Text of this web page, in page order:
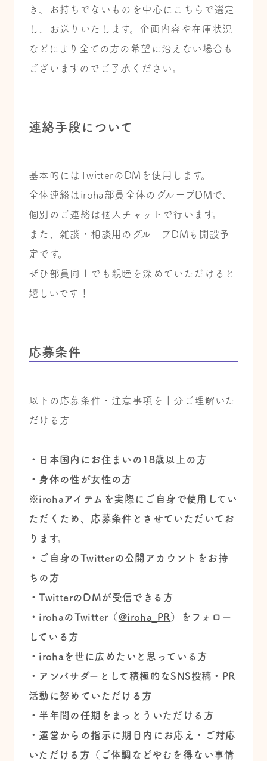
き、お持ちでないものを中心にこちらで選定
し、お送りいたします。企画内容や在庫状況
などにより全ての方の希望に沿えない場合も
ございますのでご了承ください。
連絡手段について
基本的にはTwitterのDMを使用します。
全体連絡はiroha部員全体のグループDMで、
個別のご連絡は個人チャットで行います。
また、雑談・相談用のグループDMも開設予
定です。
ぜひ部員同士でも親睦を深めていただけると
嬉しいです！
応募条件
以下の応募条件・注意事項を十分ご理解いた
だける方
・日本国内にお住まいの18歳以上の方
・身体の性が女性の方
※irohaアイテムを実際にご自身で使用してい
ただくため、応募条件とさせていただいてお
ります。
・ご自身のTwitterの公開アカウントをお持
ちの方
・TwitterのDMが受信できる方
・irohaのTwitter（@iroha_PR ）をフォロー
している方
・irohaを世に広めたいと思っている方
・アンバサダーとして積極的なSNS投稿・PR
活動に努めていただける方
・半年間の任期をまっとういただける方
・運営からの指示に期日内にお応え・ご対応
いただける方（ご体調などやむを得ない事情